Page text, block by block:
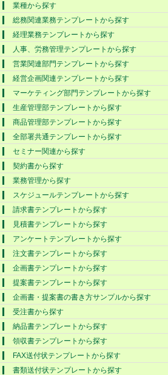
業種から探す
総務関連業務テンプレートから探す
経理業務テンプレートから探す
人事、労務管理テンプレートから探す
営業関連部門テンプレートから探す
経営企画関連テンプレートから探す
マーケティング部門テンプレートから探す
生産管理部テンプレートから探す
商品管理部テンプレートから探す
全部署共通テンプレートから探す
セミナー関連から探す
契約書から探す
業務管理から探す
スケジュールテンプレートから探す
請求書テンプレートから探す
見積書テンプレートから探す
アンケートテンプレートから探す
注文書テンプレートから探す
企画書テンプレートから探す
提案書テンプレートから探す
企画書・提案書の書き方サンプルから探す
受注書から探す
納品書テンプレートから探す
領収書テンプレートから探す
FAX送付状テンプレートから探す
書類送付状テンプレートから探す